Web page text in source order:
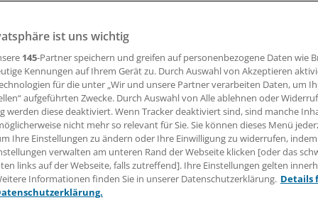
(eb). Männer, die wegen eines Prostatakarzinoms operiert
66 Jahre alt. Die Hälfte von ihnen hatte schon vor
und die meisten benötigen heute
als noch vor sechs Jahren.
07:28 Uhr
Analyse von Daten der ersten deutschen Internet-
ist uns wichtig
145-Partner speichern und greifen auf personenbezogene Daten wie
Kennungen auf Ihrem Gerät zu. Durch Auswahl von Akzeptieren
für die unter „Wir und unsere Partner verarbeiten Daten, um
aufgeführten Zwecke. Durch Auswahl von Alle ablehnen oder
werden diese deaktiviert. Wenn Tracker deaktiviert sind, sind manche
nicht mehr so relevant für Sie. Sie können dieses Menü
Ihre Einstellungen zu ändern oder Ihre Einwilligung zu widerrufen, indem
verwalten am unteren Rand der Webseite klicken [oder das
links auf der Webseite, falls zutreffend]. Ihre Einstellungen gelten
Informationen finden Sie in unserer Datenschutzerklärung. Details